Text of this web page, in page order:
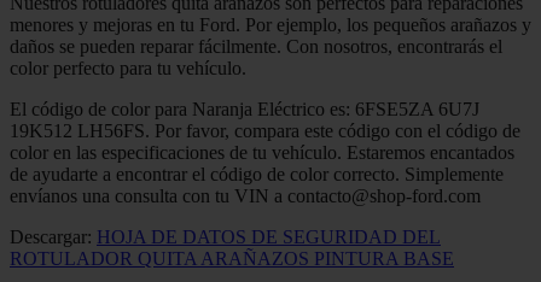
menores y mejoras en tu Ford. Por ejemplo, los pequeños arañazos y
daños se pueden reparar fácilmente. Con nosotros, encontrarás el
color perfecto para tu vehículo.
El código de color para Naranja Eléctrico es: 6FSE5ZA 6U7J
19K512 LH56FS. Por favor, compara este código con el código de
color en las especificaciones de tu vehículo. Estaremos encantados
de ayudarte a encontrar el código de color correcto. Simplemente
envíanos una consulta con tu VIN a contacto@shop-ford.com
Descargar: HOJA DE DATOS DE SEGURIDAD DEL
ROTULADOR QUITA ARAÑAZOS PINTURA BASE